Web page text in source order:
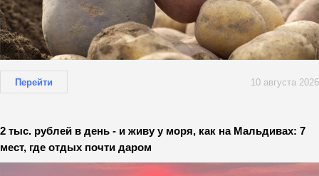
Перейти 10 августа 2026
2 тыс. рублей в день - и живу у моря, как на Мальдивах: 7
мест, где отдых почти даром